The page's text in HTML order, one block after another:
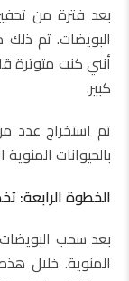
بعد فترة من
البويضات. تم
أنني كنت متوترة
كبير.
تم استخراج عدد
بالحيوانات
الخطوة الرابعة:
بعد سحب
المنوية. خلال